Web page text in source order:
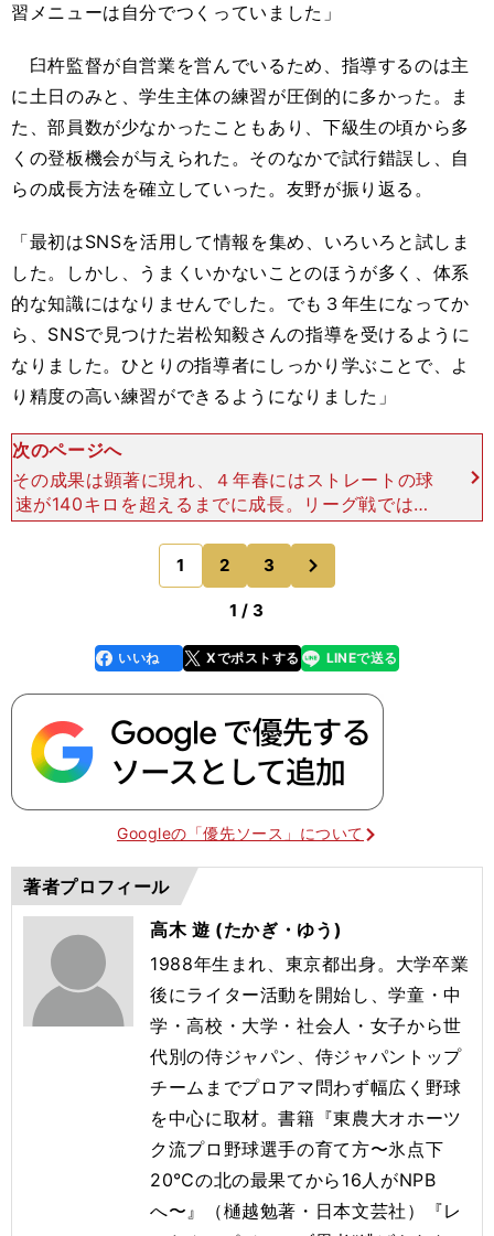
習メニューは自分でつくっていました」
臼杵監督が自営業を営んでいるため、指導するのは主
に土日のみと、学生主体の練習が圧倒的に多かった。ま
た、部員数が少なかったこともあり、下級生の頃から多
くの登板機会が与えられた。そのなかで試行錯誤し、自
らの成長方法を確立していった。友野が振り返る。
「最初はSNSを活用して情報を集め、いろいろと試しま
した。しかし、うまくいかないことのほうが多く、体系
的な知識にはなりませんでした。でも３年生になってか
ら、SNSで見つけた岩松知毅さんの指導を受けるように
なりました。ひとりの指導者にしっかり学ぶことで、よ
り精度の高い練習ができるようになりました」
次のページへ
その成果は顕著に現れ、４年春にはストレートの球
速が140キロを超えるまでに成長。リーグ戦では優
勝こそ逃したものの、防御率1.70の好成績を収め
た。さらに昨年８月15日の神奈川県野球交流戦
で、DeNAの
1 2 3
1 / 3
faceboo
k
いいね Xでポストする
line LINEで送る
Googleの「優先ソース」について
著者プロフィール
高木 遊 (たかぎ・ゆう)
1988年生まれ、東京都出身。大学卒業
後にライター活動を開始し、学童・中
学・高校・大学・社会人・女子から世
代別の侍ジャパン、侍ジャパントップ
チームまでプロアマ問わず幅広く野球
を中心に取材。書籍『東農大オホーツ
ク流プロ野球選手の育て方〜氷点下
20℃の北の最果てから16人がNPB
へ〜』（樋越勉著・日本文芸社）『レ